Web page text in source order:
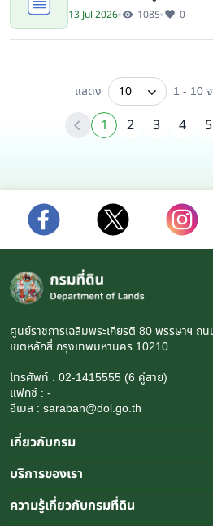
ตำแหน่งนิติกรปฏิบัติการ ของก
13 Jul 2026 1085 0
แสดง 10 1 - 10
1 2 3 4 5
ศูนย์ราชการเฉลิมพระเกียรติ 80 พรรษาฯ
เขตหลักสี่ กรุงเทพมหานคร 10210
โทรศัพท์ : 02-1415555 (6 คู่สาย)
แฟกซ์ : -
อีเมล : saraban@dol.go.th
เกี่ยวกับกรม
บริการของเรา
ความรู้เกี่ยวกับกรมที่ดิน